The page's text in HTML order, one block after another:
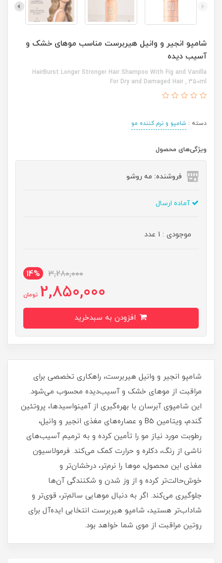
شامپو انجیر و وانیل هیربرست مناسب موهای خشک و
آسیب دیده
HairBurst Longer Stronger Hair Shampoo With Fig and Vanilla
For Dry and Damaged Hair , 350ml
دسته : شامپو و نرم کننده مو
ویژگی‌های محصول
فروشنده: مه رو‌شو
آماده ارسال
موجودی : 1 عدد
3,280,000
14%
2,850,000 تومان
شامپو انجیر و وانیل هیربرست، راهکاری تخصصی برای
مراقبت از موهای خشک و آسیب‌دیده محسوب می‌شود.
این شامپوی آبرسان با بهره‌گیری از آمینواسیدها، پروتئین
گندم، ویتامین B5 و عصاره‌های مغذی انجیر و وانیل،
رطوبت مورد نیاز مو را تأمین کرده و به ترمیم آسیب‌های
ناشی از رنگ، دکلره و حرارت کمک می‌کند. فرمولاسیون
مغذی این محصول، موها را نرم‌تر، درخشان‌تر و
خوش‌حالت‌تر کرده و از وز شدن و شکنندگی آن‌ها
جلوگیری می‌کند. اگر به دنبال موهایی سالم‌تر، قوی‌تر و
شاداب‌تر هستید، شامپو هیربرست انتخابی ایده‌آل برای
روتین مراقبت از موی شما خواهد بود.